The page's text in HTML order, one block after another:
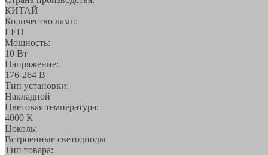
КИТАЙ
Количество ламп:
LED
Мощность:
10 Вт
Напряжение:
176-264 В
Тип установки:
Накладной
Цветовая температура:
4000 К
Цоколь:
Встроенные светодиоды
Тип товара: